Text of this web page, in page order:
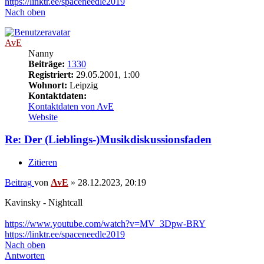
Nach oben
AvE
Nanny
Beiträge: 1330
Registriert: 29.05.2001, 1:00
Wohnort: Leipzig
Kontaktdaten:
Kontaktdaten von AvE
Website
Re: Der (Lieblings-)Musikdiskussionsfaden
Zitieren
Beitrag von AvE » 28.12.2023, 20:19
Kavinsky - Nightcall
https://www.youtube.com/watch?v=MV_3Dpw-BRY
https://linktr.ee/spaceneedle2019
Nach oben
Antworten